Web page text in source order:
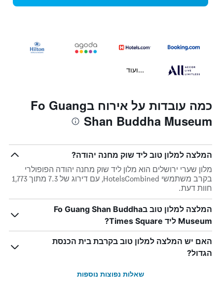
...ועוד
כמה עובדות על אירוח בFo Guang
Shan Buddha Museum
המלצה למלון טוב ליד שוק מחנה יהודה?
מלון שערי ירושלים הוא מלון ליד שוק מחנה יהודה הפופולרי
בקרב משתמשי HotelsCombined, עם דירוג של 7.3 מתוך 1,773
חוות דעת.
המלצה למלון טוב בFo Guang Shan Buddha
Museum ליד Times Square?
האם יש המלצה למלון טוב בקרבת בית הכנסת
הגדול?
שאלות נפוצות נוספות